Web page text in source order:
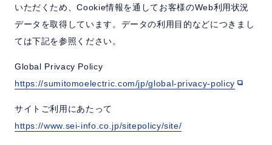
いただくため、Cookie情報を通してお客様のWeb利用状況
データを取得しています。データの利用目的などにつきまし
ては下記を参照ください。
Global Privacy Policy
https://sumitomoelectric.com/jp/global-privacy-policy
サイトご利用にあたって
https://www.sei-info.co.jp/sitepolicy/site/